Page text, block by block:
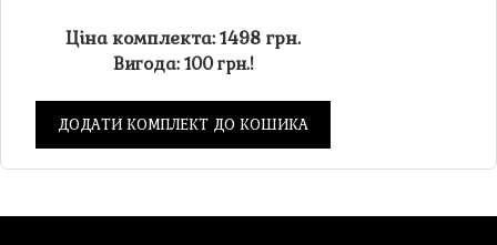
Ціна комплекта: 1498 грн.
Вигода: 100 грн.!
ДОДАТИ КОМПЛЕКТ ДО КОШИКА